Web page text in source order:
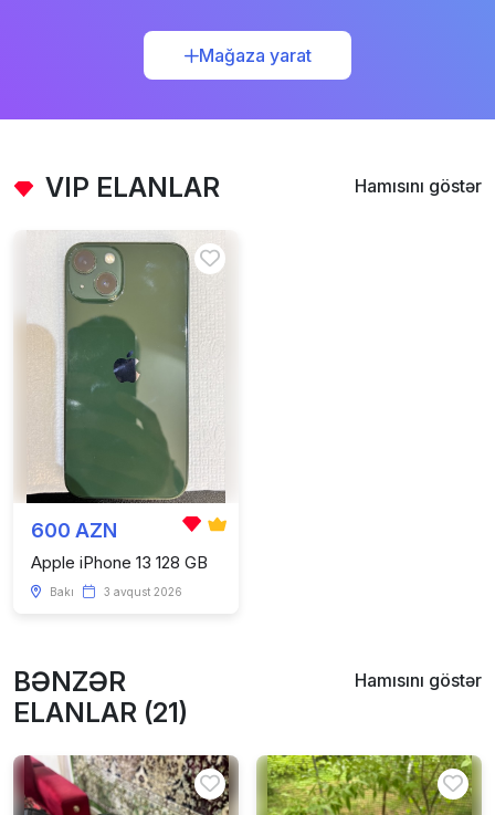
Mağaza yarat
VIP ELANLAR Hamısını göstər
600 AZN
Apple iPhone 13 128 GB
Bakı 3 avqust 2026
BƏNZƏR
ELANLAR (21)
Hamısını göstər